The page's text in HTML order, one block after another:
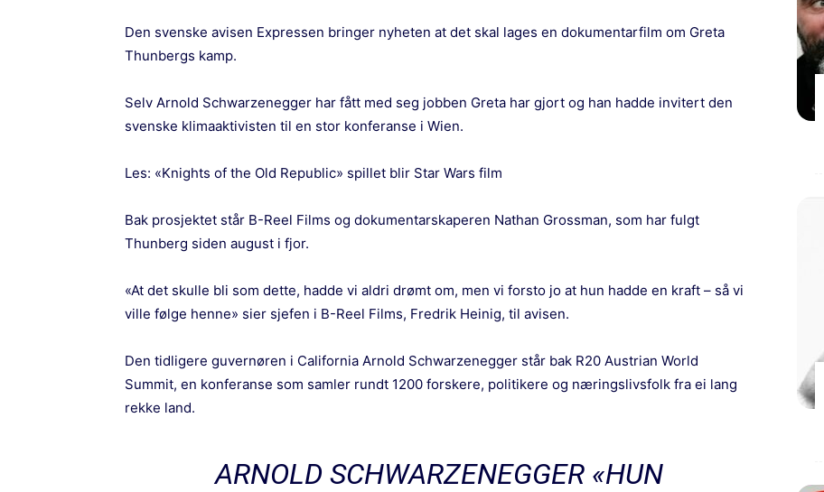
Den svenske avisen Expressen bringer nyheten at det skal lages en dokumentarfilm om Greta
Thunbergs kamp.
Selv Arnold Schwarzenegger har fått med seg jobben Greta har gjort og han hadde invitert den
svenske klimaaktivisten til en stor konferanse i Wien.
Les: «Knights of the Old Republic» spillet blir Star Wars film
Bak prosjektet står B-Reel Films og dokumentarskaperen Nathan Grossman, som har fulgt
Thunberg siden august i fjor.
«At det skulle bli som dette, hadde vi aldri drømt om, men vi forsto jo at hun hadde en kraft – så vi
ville følge henne» sier sjefen i B-Reel Films, Fredrik Heinig, til avisen.
Den tidligere guvernøren i California Arnold Schwarzenegger står bak R20 Austrian World
Summit, en konferanse som samler rundt 1200 forskere, politikere og næringslivsfolk fra ei lang
rekke land.
ARNOLD SCHWARZENEGGER «HUN